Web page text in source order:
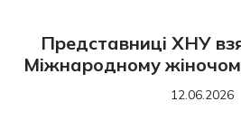
Представниці ХНУ
Міжнародному
12.06.2026